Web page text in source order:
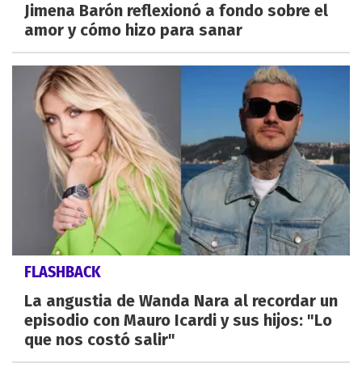
Jimena Barón reflexionó a fondo sobre el
amor y cómo hizo para sanar
FLASHBACK
La angustia de Wanda Nara al recordar un
episodio con Mauro Icardi y sus hijos: "Lo
que nos costó salir"